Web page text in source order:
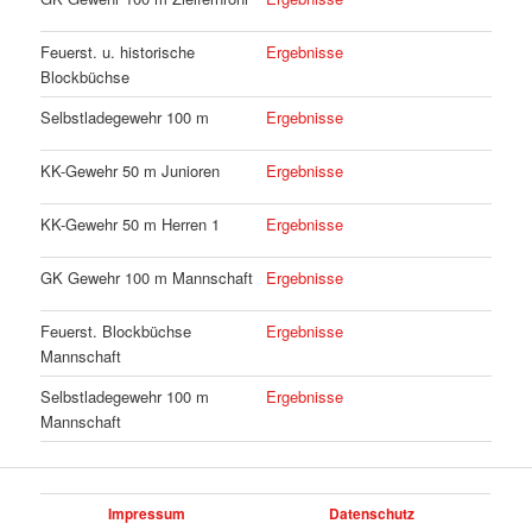
Feuerst. u. historische
Blockbüchse
Ergebnisse
Selbstladegewehr 100 m Ergebnisse
KK-Gewehr 50 m Junioren Ergebnisse
KK-Gewehr 50 m Herren 1 Ergebnisse
GK Gewehr 100 m Mannschaft Ergebnisse
Feuerst. Blockbüchse
Mannschaft
Ergebnisse
Selbstladegewehr 100 m
Mannschaft
Ergebnisse
Impressum Datenschutz